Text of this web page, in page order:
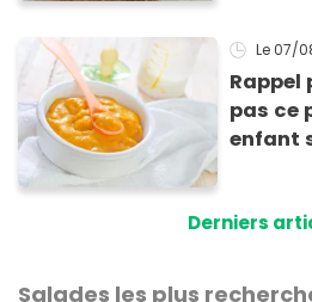
Le 07/
Rappel
pas ce
enfant
Derniers
Salades les plus